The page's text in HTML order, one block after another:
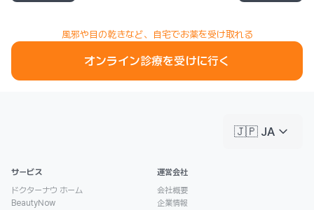
風邪や目の乾きなど、自宅でお薬を受け取れる
オンライン診療を受けに行く
🇯🇵 JA keyboard_arrow_down
サービス
ドクターナウ ホーム
BeautyNow
運営会社
会社概要
企業情報